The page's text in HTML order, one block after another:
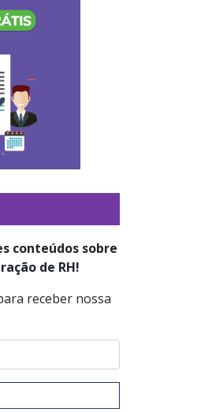
conteúdos sobre
de RH!
receber nossa